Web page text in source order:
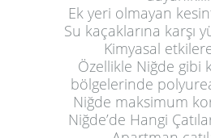
Ek yeri olmayan
Su kaçaklarına karşı
Kimyasal
Özellikle Niğde gibi
bölgelerinde polyurea
Niğde maksimum
Niğde’de Hangi